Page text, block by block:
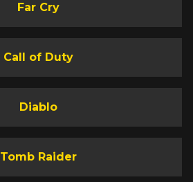
Far Cry
Call of Duty
Diablo
Tomb Raider